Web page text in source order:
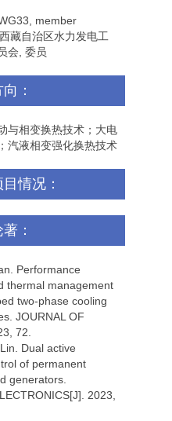
member
藏自治区水力发电工
会, 委员
：
与相变换热技术；大电
汽液相变强化换热技术
情况：
：
Performance
thermal management
two-phase cooling
JOURNAL OF
72.
Dual active
of permanent
generators.
2023,